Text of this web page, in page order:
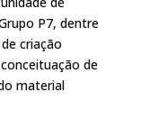
P7, dentre
criação
de
material